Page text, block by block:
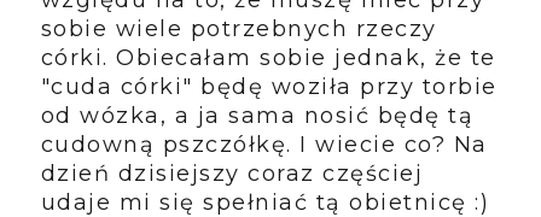
sobie wiele potrzebnych rzeczy
córki. Obiecałam sobie jednak, że te
"cuda córki" będę woziła przy torbie
od wózka, a ja sama nosić będę tą
cudowną pszczółkę. I wiecie co? Na
dzień dzisiejszy coraz częściej
udaje mi się spełniać tą obietnicę :)